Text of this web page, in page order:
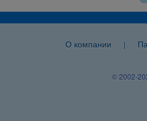
О компании |
© 2002-